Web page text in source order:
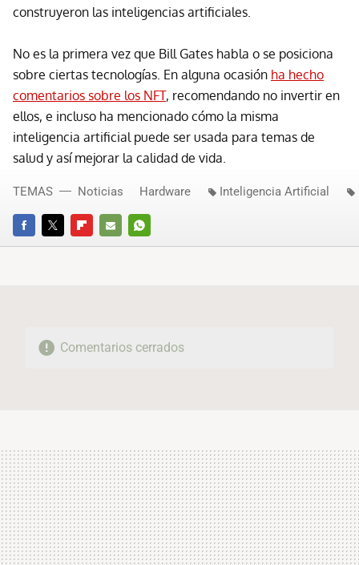
construyeron las inteligencias artificiales.
No es la primera vez que Bill Gates habla o se posiciona
sobre ciertas tecnologías. En alguna ocasión ha hecho
comentarios sobre los NFT, recomendando no invertir en
ellos, e incluso ha mencionado cómo la misma
inteligencia artificial puede ser usada para temas de
salud y así mejorar la calidad de vida.
FACEBOOKTWITTERFLIPBOARD
E-
WHATSAPP
TEMAS Noticias Hardware Inteligencia Artificial
Comentarios cerrados